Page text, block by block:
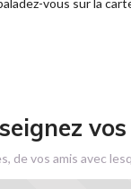
vous sur la
de vos amis avec